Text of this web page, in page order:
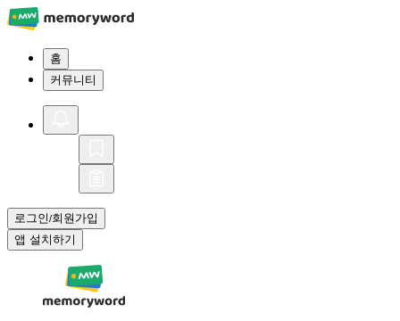
홈
커뮤니티
로그인/회원가입
앱 설치하기